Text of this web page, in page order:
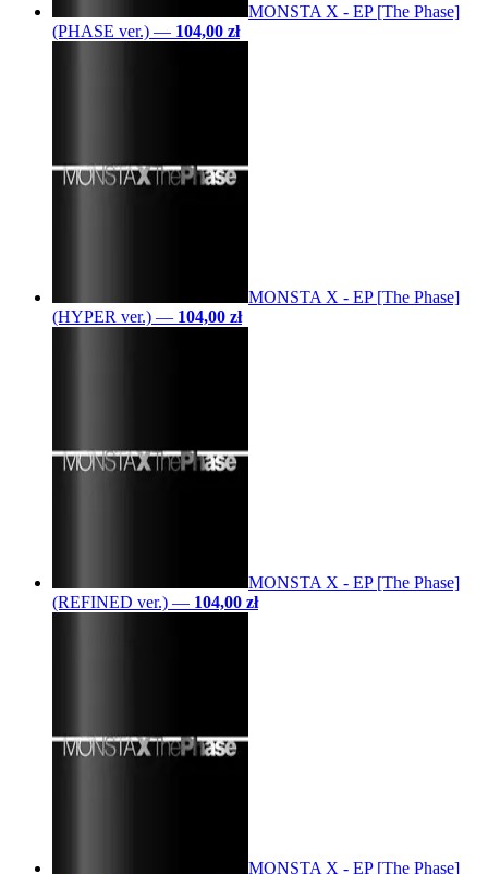
MONSTA X - EP [The Phase]
(PHASE ver.) — 104,00 zł
MONSTA X - EP [The Phase]
(HYPER ver.) — 104,00 zł
MONSTA X - EP [The Phase]
(REFINED ver.) — 104,00 zł
MONSTA X - EP [The Phase]